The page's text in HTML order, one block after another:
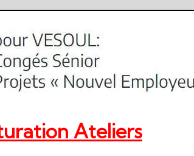
Ateliers